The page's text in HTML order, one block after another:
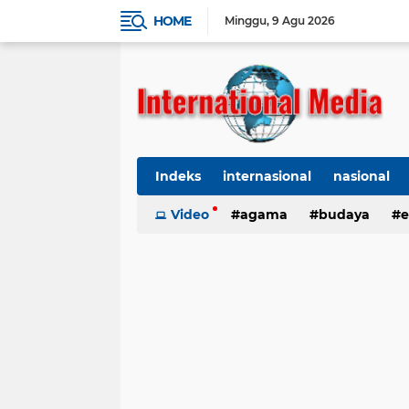
HOME Minggu 9 Agu 2026
Indeks internasional nasional
Ekbis TNI-Polri Organisasi
Video agama budaya